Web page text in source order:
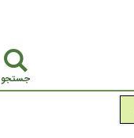
جستجو